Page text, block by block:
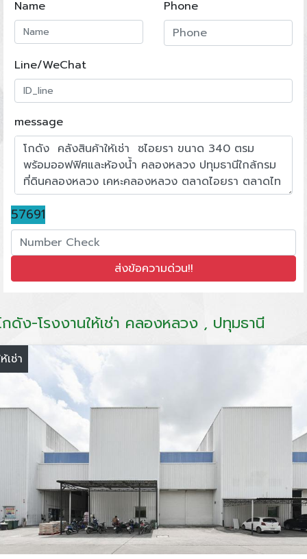
Name Phone
Line/WeChat
message
57691
กดัง-โรงงานให้เช่า คลองหลวง , ปทุมธานี
เช่า